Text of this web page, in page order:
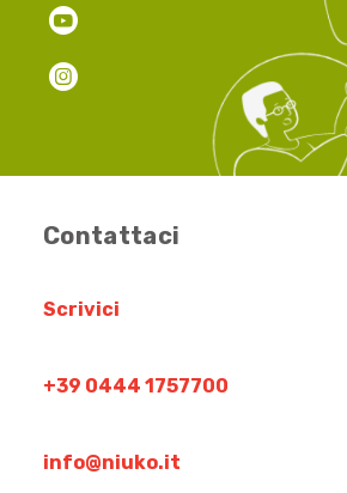
Contattaci
Scrivici
+39 0444 1757700
info@niuko.it